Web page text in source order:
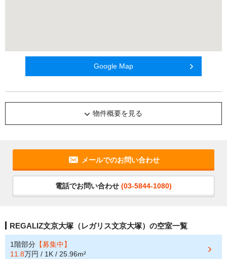
Google Map
物件概要を見る
メールでのお問い合わせ
電話でお問い合わせ (03-5844-1080)
REGALIZ文京大塚（レガリス文京大塚）の空室一覧
1階部分 【募集中】
11.8万円 / 1K / 25.96m²